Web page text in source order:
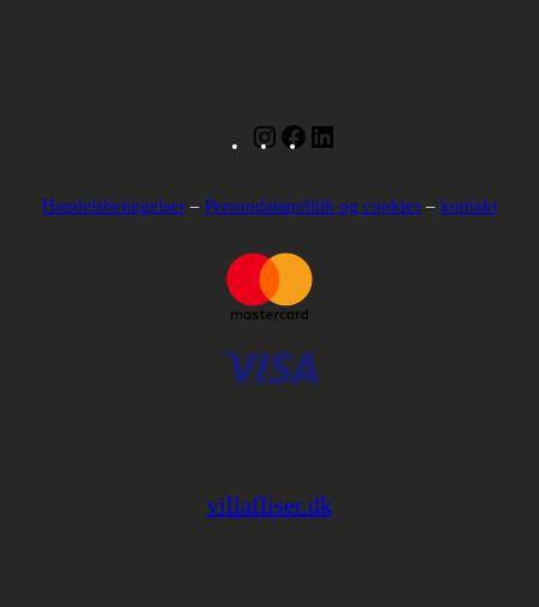
InstagramFacebook
Handelsbetingelser – Persondatapolitik og cookies – kontakt
villafliser.dk